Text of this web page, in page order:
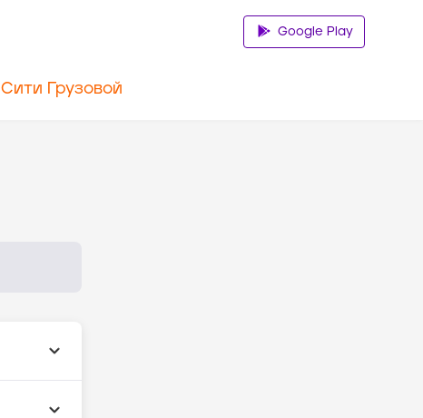
Google Play
Сити Грузовой